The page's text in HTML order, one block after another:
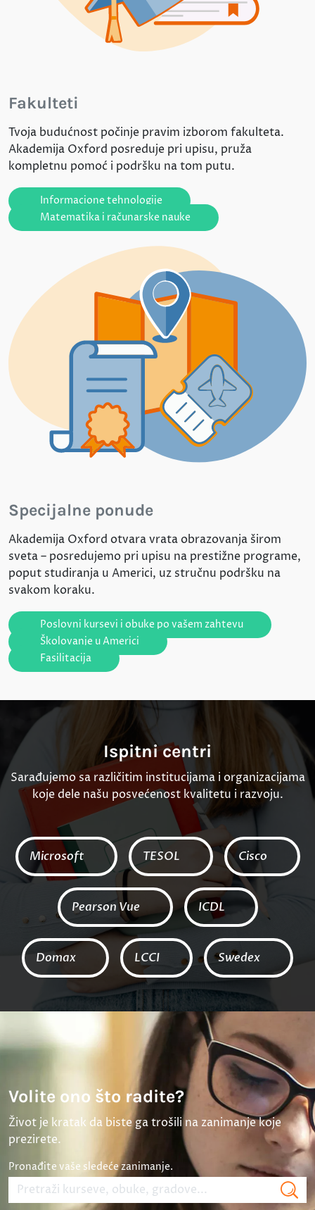
Fakulteti
Tvoja budućnost počinje pravim izborom fakulteta.
Akademija Oxford posreduje pri upisu, pruža
kompletnu pomoć i podršku na tom putu.
Informacione tehnologije
Matematika i računarske nauke
Specijalne ponude
Akademija Oxford otvara vrata obrazovanja širom
sveta – posredujemo pri upisu na prestižne programe,
poput studiranja u Americi, uz stručnu podršku na
svakom koraku.
Poslovni kursevi i obuke po vašem zahtevu
Školovanje u Americi
Fasilitacija
Ispitni centri
Sarađujemo sa različitim institucijama i organizacijama
koje dele našu posvećenost kvalitetu i razvoju.
Microsoft TESOL Cisco
Pearson Vue ICDL
Domax LCCI Swedex
Volite ono što radite?
Život je kratak da biste ga trošili na zanimanje koje
prezirete.
Pronađite vaše sledeće zanimanje.